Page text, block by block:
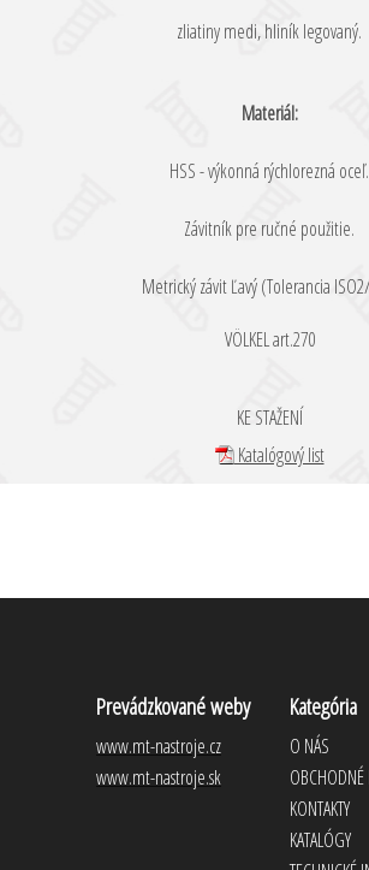
zliatiny medi, hliník legovaný.
Materiál:
HSS - výkonná rýchlorezná oceľ.
Závitník pre ručné použitie.
Metrický závit Ľavý (Tolerancia
VÖLKEL art.270
KE STAŽENÍ
Katalógový list
Prevádzkované weby
www.mt-nastroje.cz
www.mt-nastroje.sk
Kategória
O NÁS
KONTAKTY
KATALÓGY